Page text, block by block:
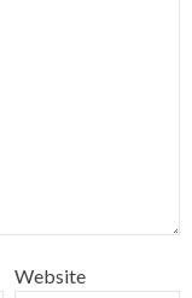
Website